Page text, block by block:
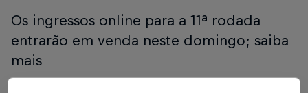
Os ingressos online para a 11ª rodada
entrarão em venda neste domingo; saiba
mais